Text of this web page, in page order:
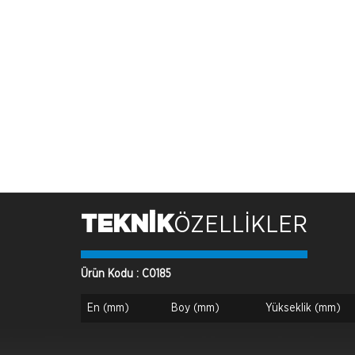
TEKNİKÖZELLİKLER
Ürün Kodu : C0185
En (mm) Boy (mm) Yükseklik (mm)